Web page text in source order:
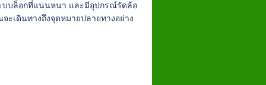
บบล็อกที่แน่นหนา และมีอุปกรณ์รัดล้อ
ะเดินทางถึงจุดหมายปลายทางอย่าง